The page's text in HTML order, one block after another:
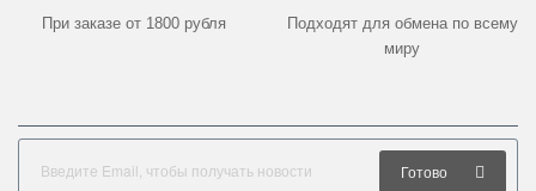
При заказе от 1800 рубля
Подходят для обмена по всему
миру
Готово